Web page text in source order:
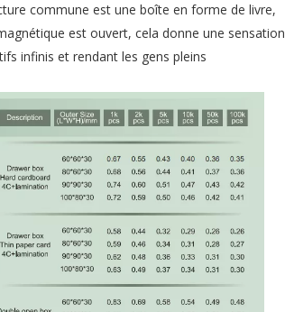
commune est une boîte en forme de livre,
est ouvert, cela donne une sensation
infinis et rendant les gens pleins